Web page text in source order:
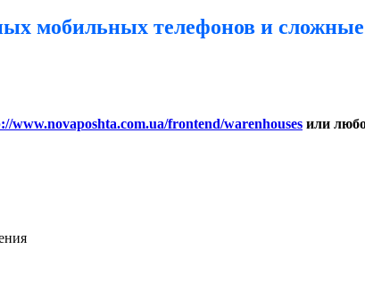
мобильных телефонов и
www.novaposhta.com.ua/frontend/warenhouses или